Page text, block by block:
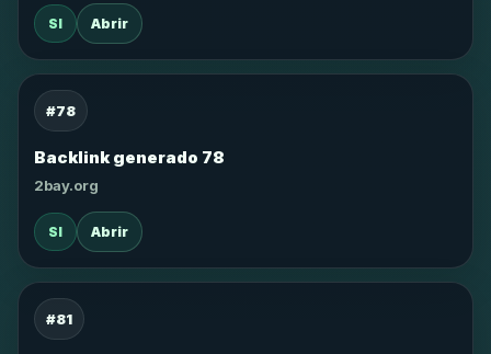
SI Abrir
#78
Backlink generado 78
2bay.org
SI Abrir
#81